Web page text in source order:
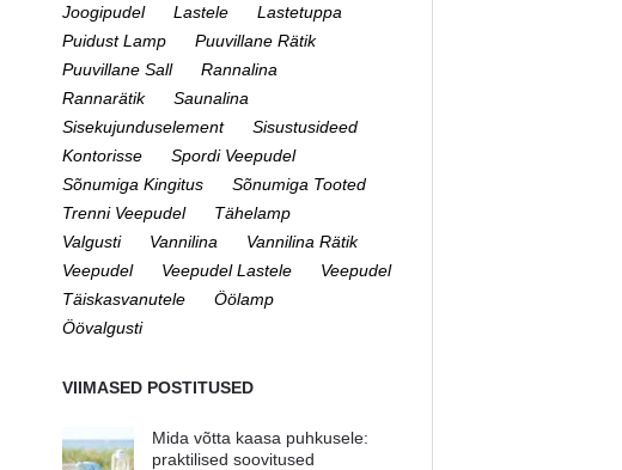
Joogipudel
Lastele
Lastetuppa
Puidust Lamp
Puuvillane Rätik
Puuvillane Sall
Rannalina
Rannarätik
Saunalina
Sisekujunduselement
Sisustusideed
Kontorisse
Spordi Veepudel
Sõnumiga Kingitus
Sõnumiga Tooted
Trenni Veepudel
Tähelamp
Valgusti
Vannilina
Vannilina Rätik
Veepudel
Veepudel Lastele
Veepudel
Täiskasvanutele
Öölamp
Öövalgusti
VIIMASED POSTITUSED
Mida võtta kaasa puhkusele:
praktilised soovitused